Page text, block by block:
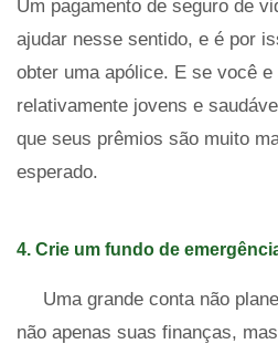
Um pagamento de seguro de
ajudar nesse sentido, e é por
obter uma apólice. E se você
relativamente jovens e
que seus prêmios são muito
esperado.
4. Crie um fundo de
Uma grande conta não
não apenas suas finanças,